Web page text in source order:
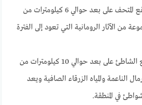
متحف الروماني: يقع المتحف على بعد حوالي 6 كيلومترات من
من الآثار الرومانية التي تعود إلى الفترة
شاطئ الأبيض: يقع الشاطئ على بعد حوالي 10 كيلومترات من
الناعمة والمياه الزرقاء الصافية ويعد
في المنطقة.